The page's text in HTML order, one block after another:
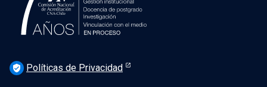
verified_user Políticas de Privacidad